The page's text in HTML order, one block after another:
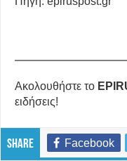
Ακολουθήστε το
ειδήσεις!
Share Facebook